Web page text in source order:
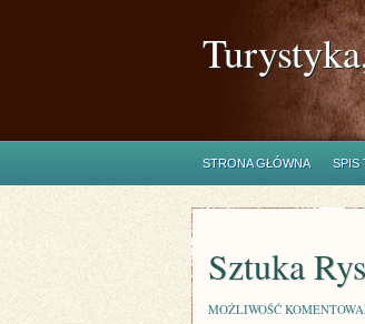
STRONA GŁÓWNA SPIS
Sztuka
MOŻLIWOŚĆ